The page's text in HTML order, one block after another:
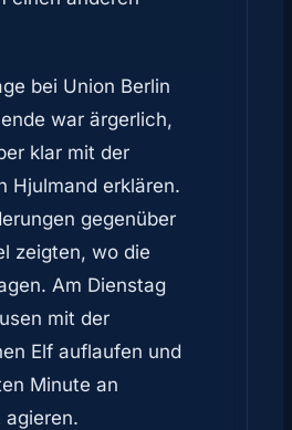
bei Union Berlin
war ärgerlich,
klar mit der
Hjulmand erklären.
gegenüber
zeigten, wo die
Am Dienstag
mit der
Elf auflaufen und
Minute an
agieren.